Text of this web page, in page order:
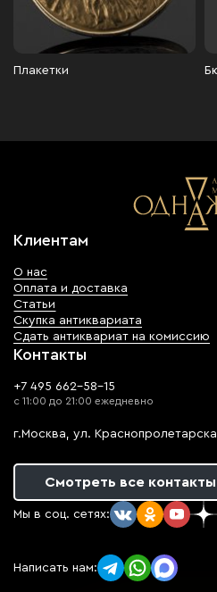
Плакетки
Клиентам
О нас
Оплата и доставка
Статьи
Скупка антиквариата
Сдать антиквариат на комиссию
Контакты
+7 495 662-58-15
с 11:00 до 21:00 ежедневно
г.Москва, ул.
Смотреть все контакты
Мы в соц. сетях:
Написать нам: